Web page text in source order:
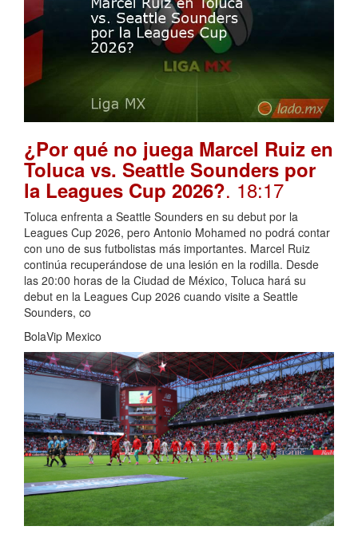
¿Por qué no juega Marcel Ruiz en
Toluca vs. Seattle Sounders por
la Leagues Cup 2026?. 18:17
Toluca enfrenta a Seattle Sounders en su debut por la
Leagues Cup 2026, pero Antonio Mohamed no podrá contar
con uno de sus futbolistas más importantes. Marcel Ruiz
continúa recuperándose de una lesión en la rodilla. Desde
las 20:00 horas de la Ciudad de México, Toluca hará su
debut en la Leagues Cup 2026 cuando visite a Seattle
Sounders, co
BolaVip Mexico